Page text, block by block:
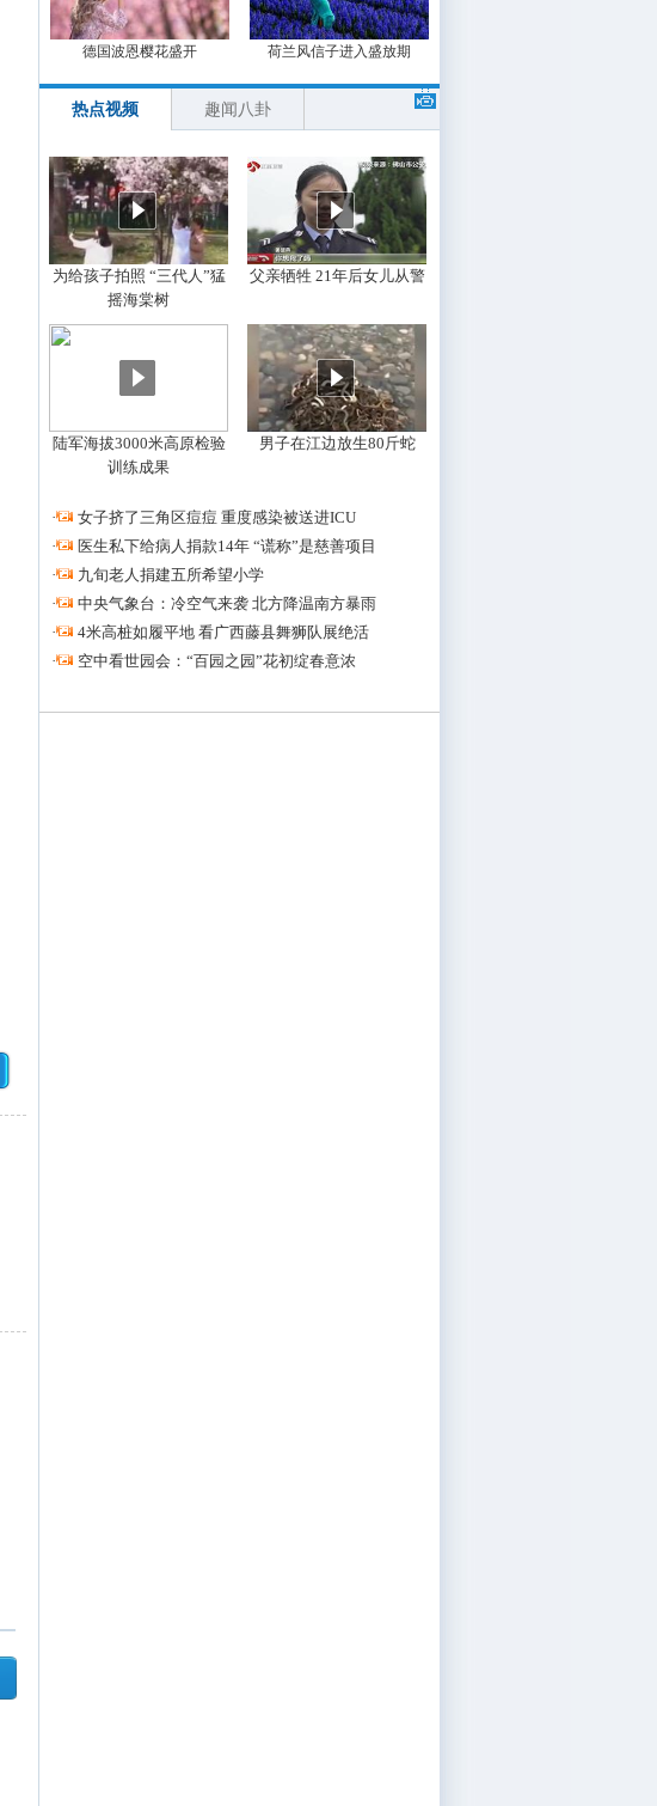
德国波恩樱花盛开 荷兰风信子进入盛放期
热点视频 趣闻八卦
为给孩子拍照 “三代人”猛
摇海棠树
父亲牺牲 21年后女儿从警
陆军海拔3000米高原检验
训练成果
男子在江边放生80斤蛇
·
女子挤了三角区痘痘 重度感染被送进ICU
·
医生私下给病人捐款14年 “谎称”是慈善项目
·
九旬老人捐建五所希望小学
·
中央气象台：冷空气来袭 北方降温南方暴雨
·
4米高桩如履平地 看广西藤县舞狮队展绝活
·
空中看世园会：“百园之园”花初绽春意浓